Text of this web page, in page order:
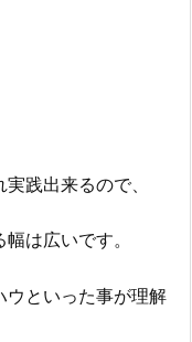
践出来るので、
は広いです。
ウといった事が理解